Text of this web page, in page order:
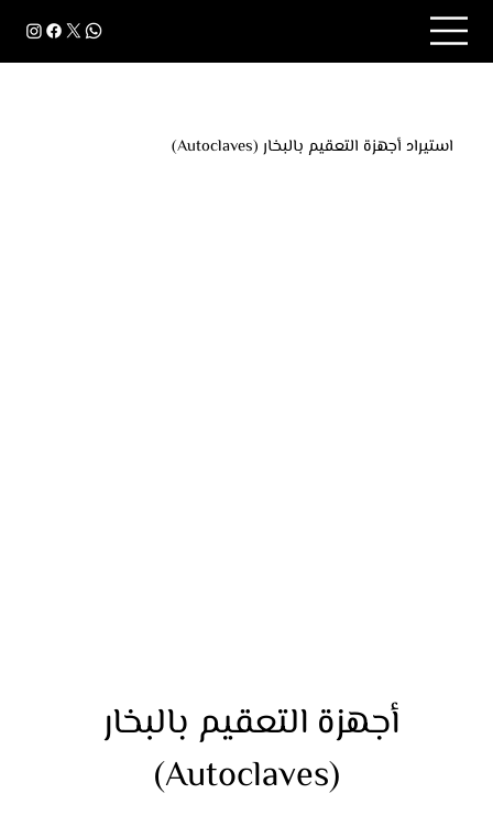
استيراد أجهزة التعقيم بالبخار (Autoclaves)
أجهزة التعقيم بالبخار
(Autoclaves)